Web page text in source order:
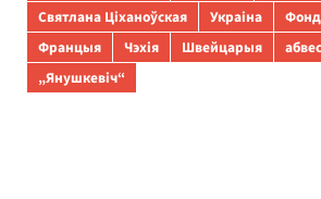
Святлана Ціханоўская
Украіна
Францыя
Чэхія Швейцарыя
„Янушкевіч“